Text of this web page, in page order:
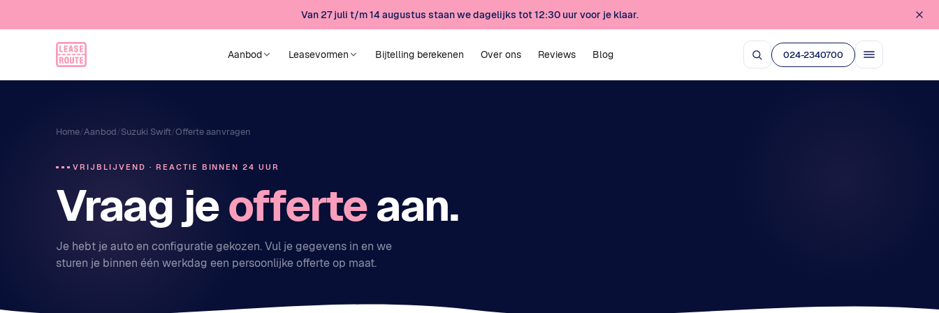
Van 27 juli t/m 14 augustus staan we dagelijks tot 12:30 uur voor je klaar.
Aanbod Leasevormen Bijtelling berekenen Over ons Reviews Blog 024-2340700
Home/Aanbod/Suzuki Swift/Offerte aanvragen
VRIJBLIJVEND · REACTIE BINNEN 24 UUR
Vraag jeofferteaan.
Je hebt je auto en configuratie gekozen. Vul je gegevens in en we
sturen je binnen één werkdag een persoonlijke offerte op maat.